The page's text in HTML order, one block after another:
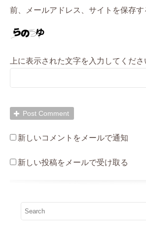
前、メールアドレス、サイトを保存す
上に表示された文字を入力してくださ
新しいコメントをメールで通知
新しい投稿をメールで受け取る